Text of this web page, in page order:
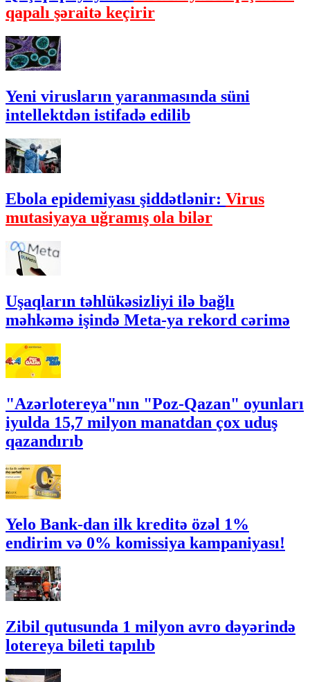
qapalı şəraitə keçirir
Yeni virusların yaranmasında süni
intellektdən istifadə edilib
Ebola epidemiyası şiddətlənir: Virus
mutasiyaya uğramış ola bilər
Uşaqların təhlükəsizliyi ilə bağlı
məhkəmə işində Meta-ya rekord cərimə
"Azərlotereya"nın "Poz-Qazan" oyunları
iyulda 15,7 milyon manatdan çox uduş
qazandırıb
Yelo Bank-dan ilk kreditə özəl 1%
endirim və 0% komissiya kampaniyası!
Zibil qutusunda 1 milyon avro dəyərində
lotereya bileti tapılıb